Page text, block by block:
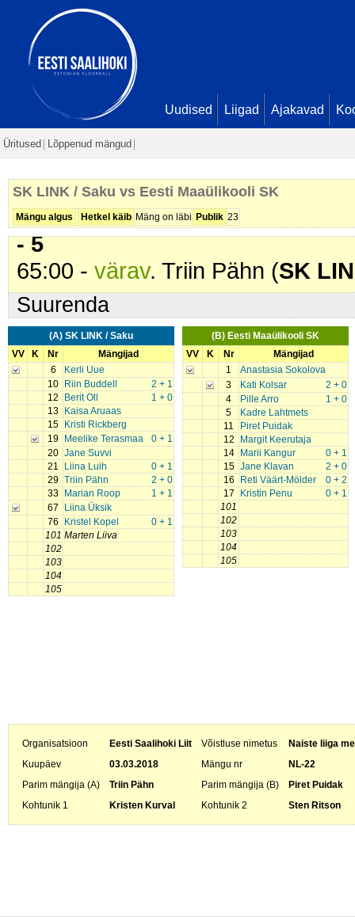
Uudised Liigad Ajakavad
Üritused Lõppenud mängud
SK LINK / Saku vs Eesti Maaülikooli SK
Mängu algus Hetkel käib Mäng on läbi Publik 23
31:08 -
värav
31:55 -värav
- 4
45:46 - värav . Kati Kolsar (Eesti
Seis4 - 5
SK). 2 min
57:44 -värav. Triin Pähn (
- 5
65:00 - värav. Triin Pähn (SK
Suurenda
(A) SK LINK / Saku
VV
K Nr
Mängijad
6
Kerli Uue
10
2 + 1
Riin Buddell
12
1 + 0
Berit Oll
13
Kaisa Aruaas
15
Kristi Rickberg
19
0 + 1
Meelike Terasmaa
20 Jane Suvvi
21
0 + 1
Liina Luih
29
2 + 0
Triin Pähn
33
1 + 1
Marian Roop
67
Liina Üksik
76
0 + 1
Kristel Kopel
101 Marten Liiva
102
103
104
105
(B) Eesti Maaülikooli SK
VV
K Nr
Mängijad
1
Anastasia Sokolova
3
2 + 0
Kati Kolsar
4
1 + 0
Pille Arro
5
Kadre Lahtmets
11
Piret Puidak
12
Margit Keerutaja
14
0 + 1
Marii Kangur
15
2 + 0
Jane Klavan
16
0 + 2
Reti Väärt-Mölder
17
0 + 1
Kristin Penu
101
102
103
104
105
Organisatsioon Eesti Saalihoki Liit Võistluse nimetus
Naiste liiga
Kuupäev
03.03.2018 Mängu nr
NL-22
Parim mängija (A)
Triin Pähn Parim mängija (B)
Piret Puidak
Kohtunik 1
Kristen Kurval Kohtunik 2 Sten Ritson